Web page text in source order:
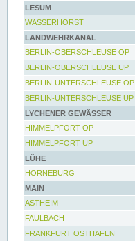
LESUM
WASSERHORST
LANDWEHRKANAL
BERLIN-OBERSCHLEUSE OP
BERLIN-OBERSCHLEUSE UP
BERLIN-UNTERSCHLEUSE OP
BERLIN-UNTERSCHLEUSE UP
LYCHENER GEWÄSSER
HIMMELPFORT OP
HIMMELPFORT UP
LÜHE
HORNEBURG
MAIN
ASTHEIM
FAULBACH
FRANKFURT OSTHAFEN